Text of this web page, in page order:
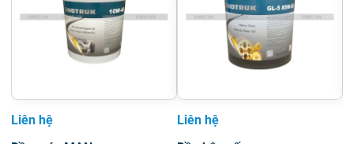
Liên hệ
Liên hệ